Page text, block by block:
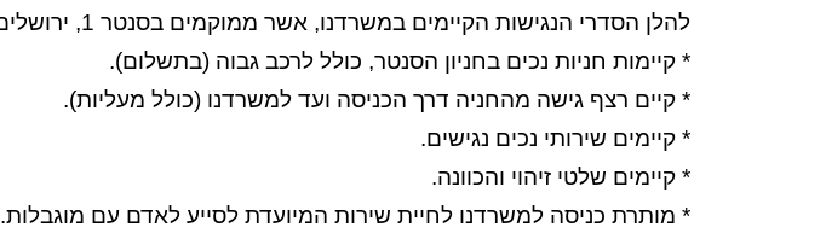
להלן הסדרי הנגישות הקיימים במשרדנו, אשר ממוקמים בסנטר 1, ירושלים, קומה ב'
* קיימות חניות נכים בחניון הסנטר, כולל לרכב גבוה (בתשלום).
* קיים רצף גישה מהחניה דרך הכניסה ועד למשרדנו (כולל מעליות).
* קיימים שירותי נכים נגישים.
* קיימים שלטי זיהוי והכוונה.
* מותרת כניסה למשרדנו לחיית שירות המיועדת לסייע לאדם עם מוגבלות.